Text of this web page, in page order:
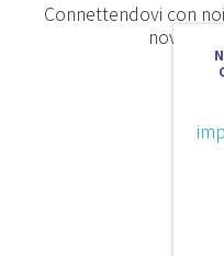
Connettendovi con
novità,